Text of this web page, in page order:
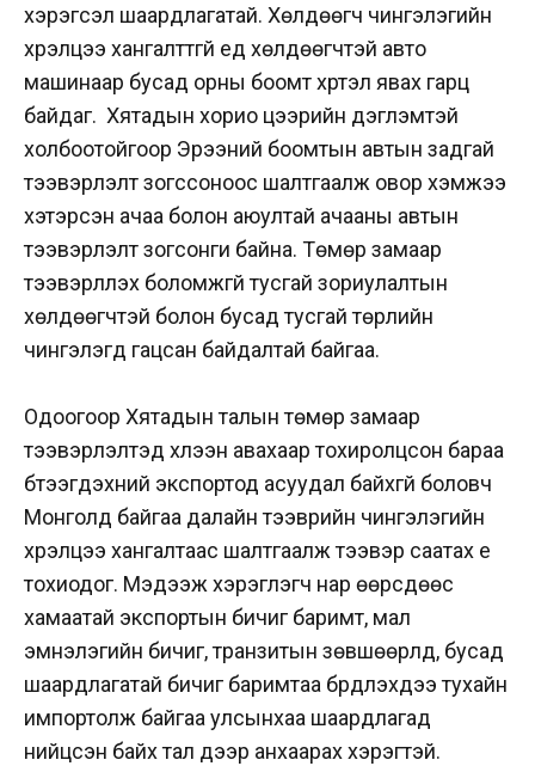
хэрэгсэл шаардлагатай. Хөлдөөгч чингэлэгийн
хүрэлцээ хангалттгүй үед хөлдөөгчтэй авто
машинаар бусад орны боомт хүртэл явах гарц
байдаг. Хятадын хорио цээрийн дэглэмтэй
холбоотойгоор Эрээний боомтын автын задгай
тээвэрлэлт зогссоноос шалтгаалж овор хэмжээ
хэтэрсэн ачаа болон аюултай ачааны автын
тээвэрлэлт зогсонги байна. Төмөр замаар
тээвэрлүүлэх боломжгүй тусгай зориулалтын
хөлдөөгчтэй болон бусад тусгай төрлийн
чингэлэгүүд гацсан байдалтай байгаа.
Одоогоор Хятадын талын төмөр замаар
тээвэрлэлтэд хүлээн авахаар тохиролцсон бараа
бүтээгдэхүүний экспортод асуудал байхгүй боловч
Монголд байгаа далайн тээврийн чингэлэгийн
хүрэлцээ хангалтаас шалтгаалж тээвэр саатах үе
тохиодог. Мэдээж хэрэглэгч нар өөрсдөөс
хамаатай экспортын бичиг баримт, мал
эмнэлэгийн бичиг, транзитын зөвшөөрлүүд, бусад
шаардлагатай бичиг баримтаа бүрдүүлэхдээ тухайн
импортолж байгаа улсынхаа шаардлагад
нийцсэн байх тал дээр анхаарах хэрэгтэй.